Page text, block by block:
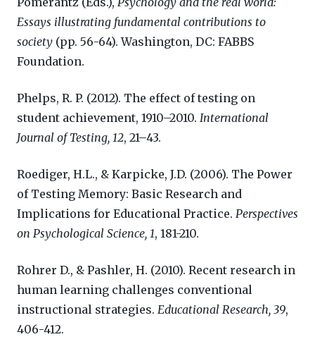
Essays illustrating fundamental contributions to
society (pp. 56-64). Washington, DC: FABBS
Foundation.
Phelps, R. P. (2012). The effect of testing on
student achievement, 1910–2010. International
Journal of Testing, 12, 21–43.
Roediger, H.L., & Karpicke, J.D. (2006). The Power
of Testing Memory: Basic Research and
Implications for Educational Practice. Perspectives
on Psychological Science, 1, 181-210.
Rohrer D., & Pashler, H. (2010). Recent research in
human learning challenges conventional
instructional strategies. Educational Research, 39,
406-412.